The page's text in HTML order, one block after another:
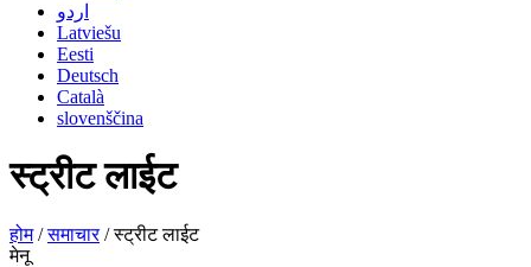
اردو
Latviešu
Eesti
Deutsch
Català
slovenščina
स्ट्रीट लाईट
होम/समाचार/स्ट्रीट लाईट
मेनू